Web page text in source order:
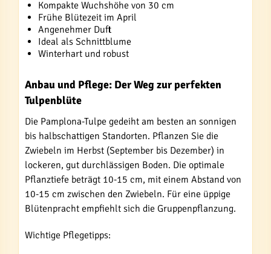
Kompakte Wuchshöhe von 30 cm
Frühe Blütezeit im April
Angenehmer Duft
Ideal als Schnittblume
Winterhart und robust
Anbau und Pflege: Der Weg zur perfekten
Tulpenblüte
Die Pamplona-Tulpe gedeiht am besten an sonnigen
bis halbschattigen Standorten. Pflanzen Sie die
Zwiebeln im Herbst (September bis Dezember) in
lockeren, gut durchlässigen Boden. Die optimale
Pflanztiefe beträgt 10-15 cm, mit einem Abstand von
10-15 cm zwischen den Zwiebeln. Für eine üppige
Blütenpracht empfiehlt sich die Gruppenpflanzung.
Wichtige Pflegetipps: